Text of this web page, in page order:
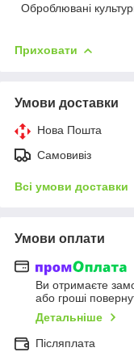
Оброблювані
Приховати
Умови доставки
Нова Пошта
Самовивіз
Всі умови доставки
Умови оплати
Ви отримаєте
або гроші
Детальніше
Післяплата